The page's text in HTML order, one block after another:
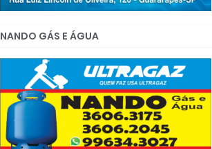
NANDO GÁS E ÁGUA